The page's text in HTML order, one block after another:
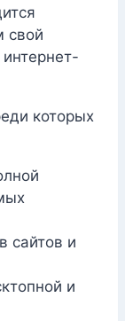
свой
которых
сайтов и
и